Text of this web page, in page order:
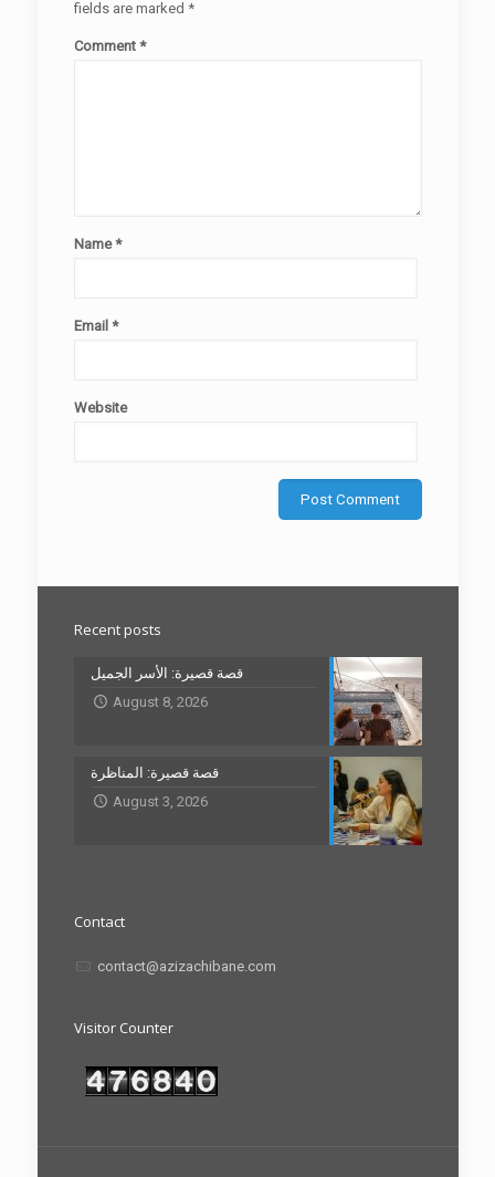
fields are marked *
Comment *
Name*
Email *
Website
Recent posts
قصة قصيرة: الأسر الجميل
August 8, 2026
قصة قصيرة: المناظرة
August 3, 2026
Contact
contact@azizachibane.com
Visitor Counter